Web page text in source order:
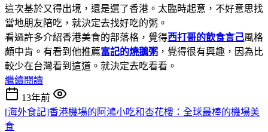
這次基於又得出境，還是選了香港。太臨時起意，不好意思找
當地朋友陪吃，就決定去找好吃的粥。
看過許多介紹香港美食的部落格，覺得西打哥的飲食言己風格
頗中肯。有看到他推薦富記的燒鵝粥 ，覺得很有興趣，因為比
較少在台灣看到這道。就決定去吃看看。
繼續閱讀
13年前
[海外食記]香港機場的阿鴻小吃和杏花樓：全球最棒的機場美
食